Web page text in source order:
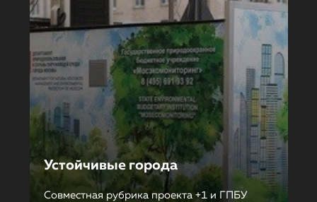
Устойчивые города
Совместная рубрика проекта +1 и ГПБУ